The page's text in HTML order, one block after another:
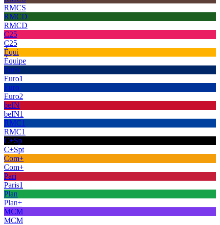
RMCS
RMCD
RMCD
C25
C25
Équi
Équipe
Euro
Euro1
Euro
Euro2
beIN
beIN1
RMC1
RMC1
C+Sp
C+Spt
Com+
Com+
Pari
Paris1
Plan
Plan+
MCM
MCM